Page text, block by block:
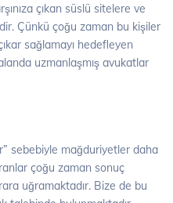
çıkan süslü sitelere ve
Çünkü çoğu zaman bu kişiler
sağlamayı hedefleyen
uzmanlaşmış avukatlar
sebebiyle mağduriyetler daha
çoğu zaman sonuç
uğramaktadır. Bize de bu